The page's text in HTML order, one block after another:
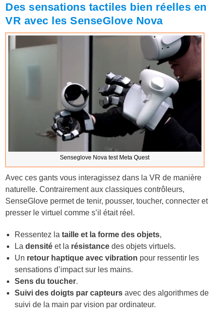
Des sensations tactiles bien réelles en
VR avec les SenseGlove Nova
Senseglove Nova test Meta Quest
Avec ces gants vous interagissez dans la VR de manière
naturelle. Contrairement aux classiques contrôleurs,
SenseGlove permet de tenir, pousser, toucher, connecter et
presser le virtuel comme s’il était réel.
Ressentez lataille et la forme des objets,
Ladensité et la résistance des objets virtuels.
Un retour haptique avec vibration pour ressentir les
sensations d’impact sur les mains.
Sens du toucher.
Suivi des doigts par capteurs avec des algorithmes de
suivi de la main par vision par ordinateur.